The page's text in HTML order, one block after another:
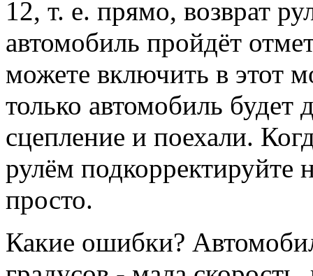
12, т. е. прямо, возврат
автомобиль пройдёт
можете включить в этот
только автомобиль будет
сцепление и поехали.
рулём подкорректируйте
просто.
Какие ошибки?